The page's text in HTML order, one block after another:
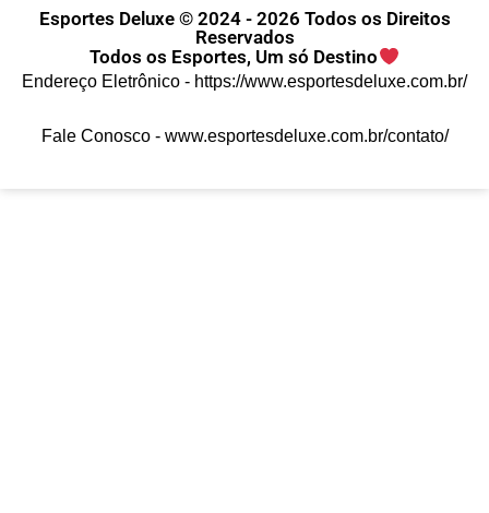
Esportes Deluxe © 2024 - 2026 Todos os Direitos
Reservados
Todos os Esportes, Um só Destino
Endereço Eletrônico - https://www.esportesdeluxe.com.br/
Fale Conosco - www.esportesdeluxe.com.br/contato/